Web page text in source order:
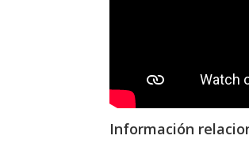
Información